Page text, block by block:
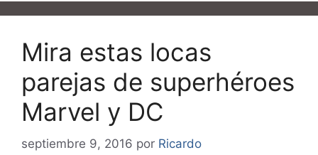
Mira estas locas
parejas de superhéroes
Marvel y DC
septiembre 9, 2016 por Ricardo